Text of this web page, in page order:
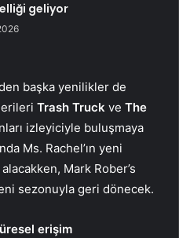
geliyor
başka yenilikler de
Trash Truck ve The
izleyiciyle buluşmaya
Ms. Rachel’ın yeni
Mark Rober’s
sezonuyla geri dönecek.
erişim